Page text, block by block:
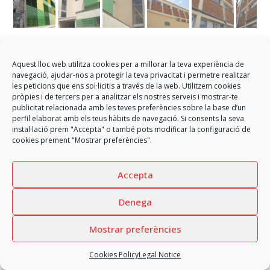
Aquest lloc web utilitza cookies per a millorar la teva experiència de
navegació, ajudar-nos a protegir la teva privacitat i permetre realitzar
les peticions que ens sol·licitis a través de la web. Utilitzem cookies
pròpies i de tercers per a analitzar els nostres serveis i mostrar-te
publicitat relacionada amb les teves preferències sobre la base d’un
perfil elaborat amb els teus hàbits de navegació. Si consents la seva
instal·lació prem "Accepta" o també pots modificar la configuració de
cookies prement "Mostrar preferències".
Accepta
Denega
Mostrar preferències
Cookies PolicyLegal Notice
Escuela Pau Casals renovation
Renovation of the education centre in Rubí